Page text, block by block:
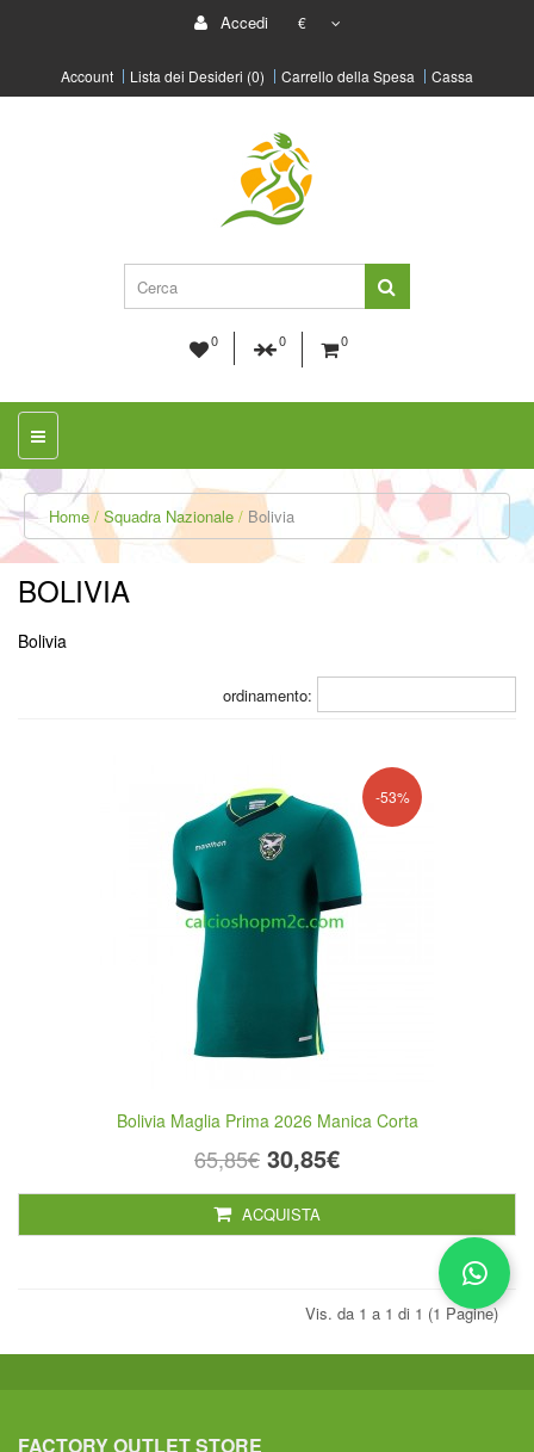
Accedi €
Account Lista dei Desideri (0) Carrello della Spesa Cassa
0 0 0
Home Squadra Nazionale Bolivia
BOLIVIA
Bolivia
ordinamento:
-53%
Bolivia Maglia Prima 2026 Manica Corta
65,85€ 30,85€
ACQUISTA
Vis. da 1 a 1 di 1 (1 Pagine)
FACTORY OUTLET STORE